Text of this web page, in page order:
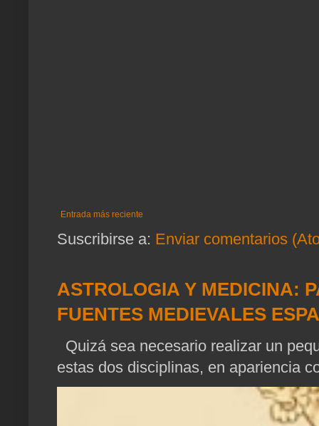
Entrada más reciente
Suscribirse a: Enviar comentarios
ASTROLOGIA Y MEDICINA:
FUENTES MEDIEVALES
Quizá sea necesario realizar un
estas dos disciplinas, en apariencia